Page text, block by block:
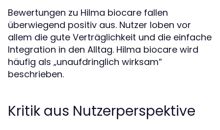
Bewertungen zu Hilma biocare fallen
überwiegend positiv aus. Nutzer loben vor
allem die gute Verträglichkeit und die einfache
Integration in den Alltag. Hilma biocare wird
häufig als „unaufdringlich wirksam“
beschrieben.
Kritik aus Nutzerperspektive